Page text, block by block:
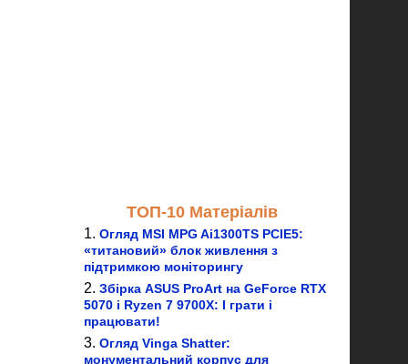
ТОП-10 Матеріалів
Огляд MSI MPG Ai1300TS PCIE5:
«титановий» блок живлення з
підтримкою моніторингу
Збірка ASUS ProArt на GeForce RTX
5070 і Ryzen 7 9700X: І грати і
працювати!
Огляд Vinga Shatter:
монументальний корпус для